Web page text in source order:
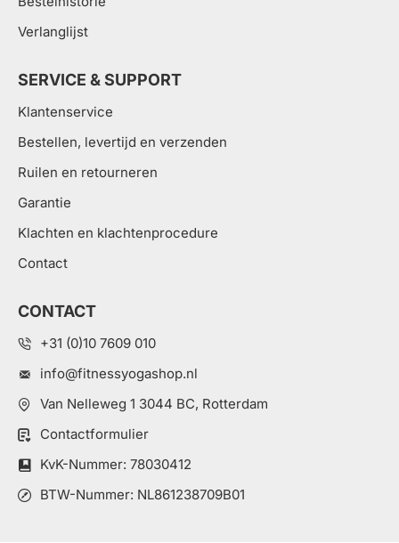
Verlanglijst
SERVICE & SUPPORT
Klantenservice
Bestellen, levertijd en verzenden
Ruilen en retourneren
Garantie
Klachten en klachtenprocedure
Contact
CONTACT
+31 (0)10 7609 010
info@fitnessyogashop.nl
Van Nelleweg 1 3044 BC, Rotterdam
Contactformulier
KvK-Nummer: 78030412
BTW-Nummer: NL861238709B01